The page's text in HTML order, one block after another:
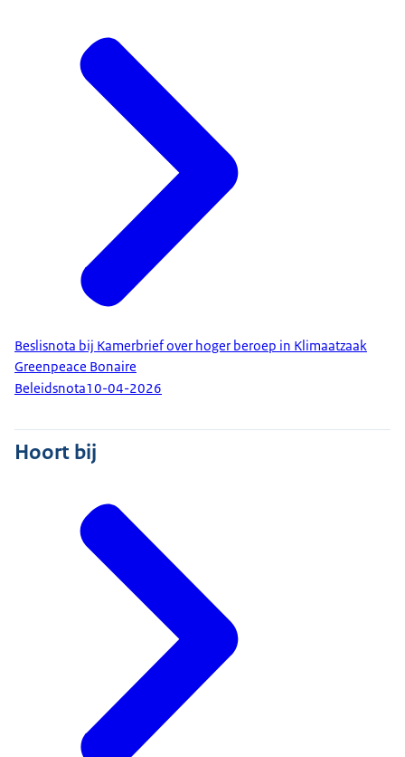
Beslisnota bij Kamerbrief over hoger beroep in Klimaatzaak
Greenpeace Bonaire
Beleidsnota10-04-2026
Hoort bij